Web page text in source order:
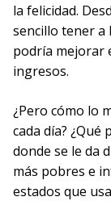
la felicidad.
sencillo tener a
podría mejorar
ingresos.
¿Pero cómo lo
cada día?
donde se le da
más pobres e
estados que